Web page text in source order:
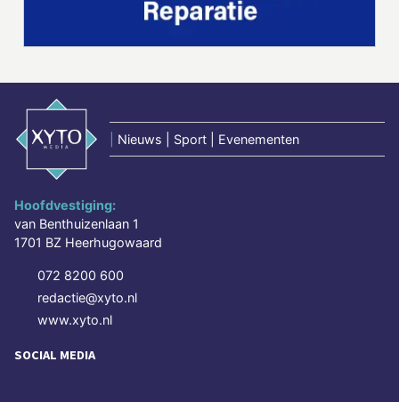
Nieuws | Sport | Evenementen
Hoofdvestiging:
van Benthuizenlaan 1
1701 BZ Heerhugowaard
072 8200 600
redactie@xyto.nl
www.xyto.nl
SOCIAL MEDIA